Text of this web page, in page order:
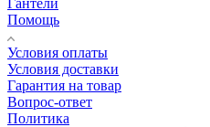
Помощь
Условия оплаты
Условия доставки
Гарантия на товар
Вопрос-ответ
Политика